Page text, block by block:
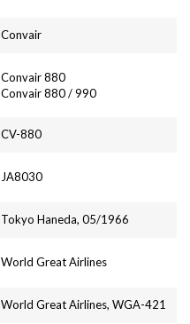
Convair
Convair 880
Convair 880 / 990
CV-880
JA8030
Tokyo Haneda, 05/1966
World Great Airlines
World Great Airlines, WGA-421